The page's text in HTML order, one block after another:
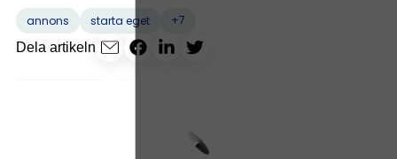
annons starta eget
+7
Dela artikeln